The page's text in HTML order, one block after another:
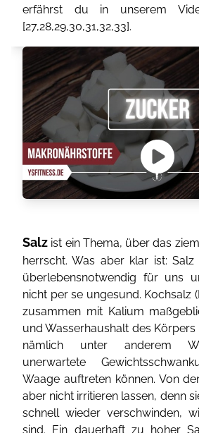
erfährst du in unserem
[27,28,29,30,31,32,33].
Salz ist ein Thema, über das
herrscht. Was aber klar ist: Salz
überlebensnotwendig für uns
nicht per se ungesund. Kochsalz
zusammen mit Kalium
und Wasserhaushalt des Körpers
nämlich unter anderem
unerwartete
Waage auftreten können. Von
aber nicht irritieren lassen, denn
schnell wieder verschwinden,
sind. Ein dauerhaft zu hoher